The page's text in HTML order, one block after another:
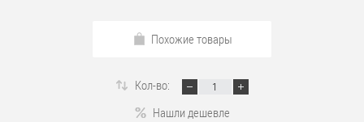
Похожие товары
Кол-во:
Нашли дешевле